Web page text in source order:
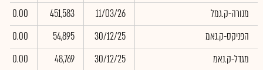
מנורה-ק.גמל
11/03/26
451,583
0.00
הפניקס-ק.נאמ
30/12/25
54,895
0.00
מגדל-ק.נאמ
30/12/25
48,769
0.00